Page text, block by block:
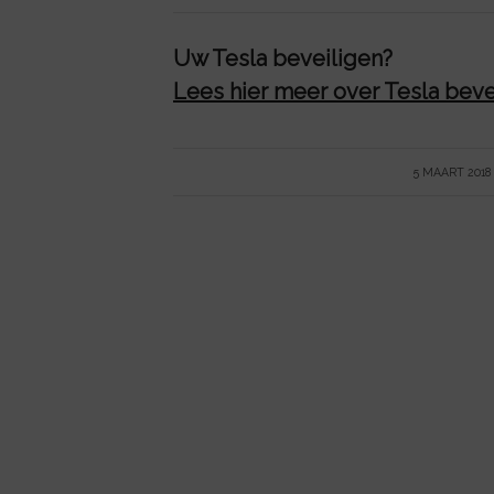
Uw Tesla beveiligen?
Lees hier meer over Tesla
5 MAART 2018
/